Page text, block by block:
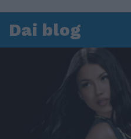
Dai blog